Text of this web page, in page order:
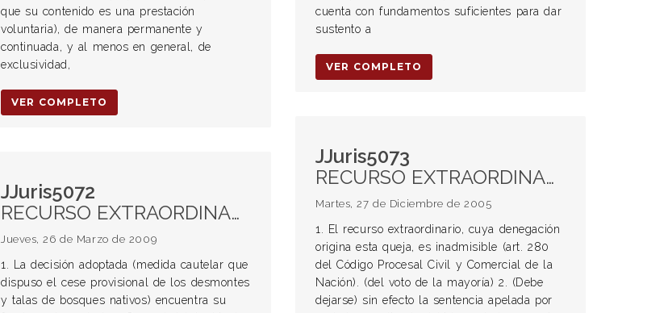
cuenta con fundamentos suficientes para dar
sustento a
VER COMPLETO
que su contenido es una prestación
voluntaria), de manera permanente y
continuada, y al menos en general, de
exclusividad,
VER COMPLETO
JJuris5073
RECURSO EXTRAORDINARIO. Inadmisibilidad. PROCESO PENAL. PRIVACIÓN DE LA LIBERTAD. Error de las instituciones estatales. Homónimo imputado que no se comparece ante requerimiento judicial. RESARCIMIENTO ECONÓMICO. Procedencia.
Martes, 27 de Diciembre de 2005
1. El recurso extraordinario, cuya denegación
origina esta queja, es inadmisible (art. 280
del Código Procesal Civil y Comercial de la
Nación). (del voto de la mayoría) 2. (Debe
dejarse) sin efecto la sentencia apelada por
JJuris5072
RECURSO EXTRAORDINARIO. Competencia originaria de la Corte Suprema de Justicia de la Nación. Garantía de tribunal imparcial. MEDIO AMBIENTE. Ley general del Ambiente –Ley 25.675-. Alcances. PRINCIPIO PRECAUTORIO. Aplicación. Medida cautelar que dispone el cese de los desmontes y talas de bosques nativos.
Jueves, 26 de Marzo de 2009
1. La decisión adoptada (medida cautelar que
dispuso el cese provisional de los desmontes
y talas de bosques nativos) encuentra su